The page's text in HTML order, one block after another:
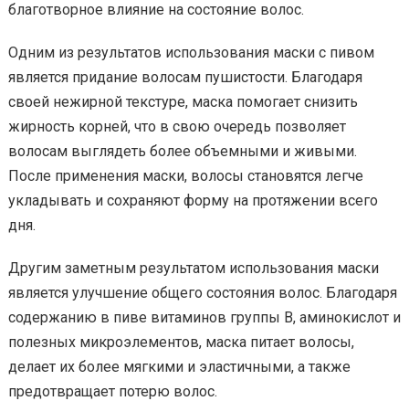
благотворное влияние на состояние волос.
Одним из результатов использования маски с пивом
является придание волосам пушистости. Благодаря
своей нежирной текстуре, маска помогает снизить
жирность корней, что в свою очередь позволяет
волосам выглядеть более объемными и живыми.
После применения маски, волосы становятся легче
укладывать и сохраняют форму на протяжении всего
дня.
Другим заметным результатом использования маски
является улучшение общего состояния волос. Благодаря
содержанию в пиве витаминов группы В, аминокислот и
полезных микроэлементов, маска питает волосы,
делает их более мягкими и эластичными, а также
предотвращает потерю волос.